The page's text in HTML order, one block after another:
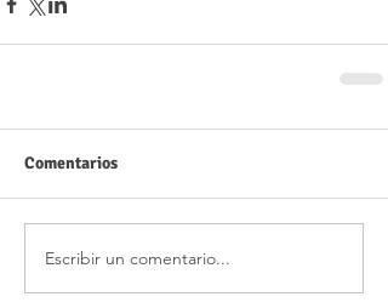
Comentarios
Escribir un comentario...